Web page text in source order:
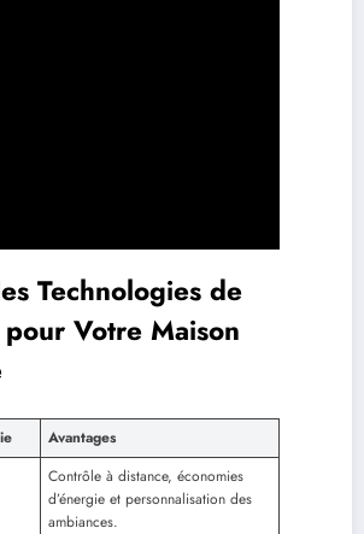
Technologies de
Votre Maison
Avantages
Contrôle à distance, économies
d’énergie et personnalisation des
ambiances.